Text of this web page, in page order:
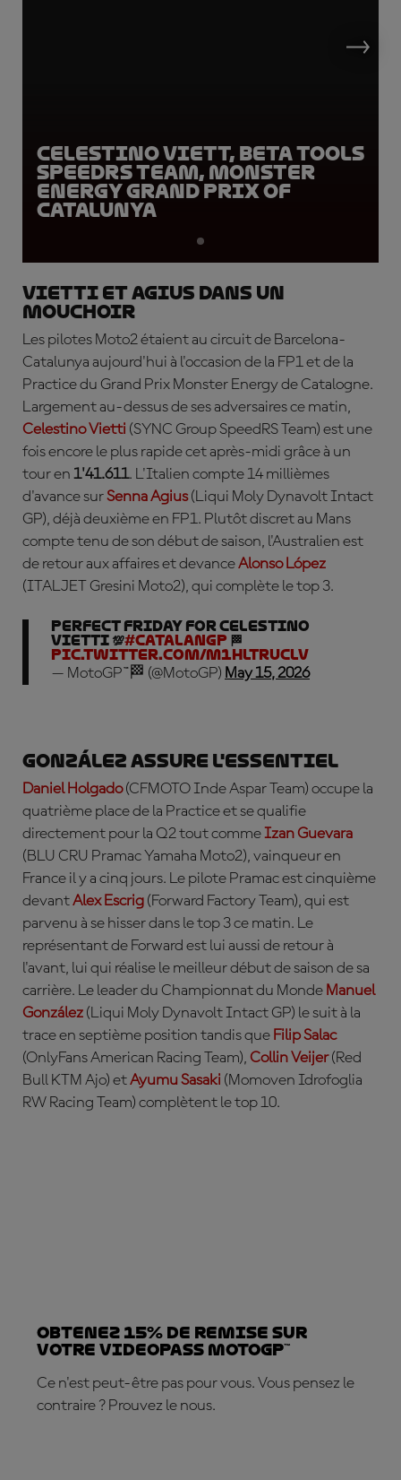
Celestino Viett, Beta Tools
SpeedRS Team, Monster
Energy Grand Prix of
Catalunya
Vietti et Agius dans un
mouchoir
Les pilotes Moto2 étaient au circuit de Barcelona-
Catalunya aujourd'hui à l'occasion de la FP1 et de la
Practice du Grand Prix Monster Energy de Catalogne.
Largement au-dessus de ses adversaires ce matin,
Celestino Vietti (SYNC Group SpeedRS Team) est une
fois encore le plus rapide cet après-midi grâce à un
tour en 1'41.611. L'Italien compte 14 millièmes
d'avance surSenna Agius(Liqui Moly Dynavolt Intact
GP), déjà deuxième en FP1. Plutôt discret au Mans
compte tenu de son début de saison, l'Australien est
de retour aux affaires et devanceAlonso López
(ITALJET Gresini Moto2), qui complète le top 3.
Perfect Friday for Celestino
Vietti 💯#CatalanGP 🏁
pic.twitter.com/m1HLtrucLv
— MotoGP™🏁 (@MotoGP) May 15, 2026
González assure l'essentiel
Daniel Holgado(CFMOTO Inde Aspar Team) occupe la
quatrième place de la Practice et se qualifie
directement pour la Q2 tout commeIzan Guevara
(BLU CRU Pramac Yamaha Moto2), vainqueur en
France il y a cinq jours. Le pilote Pramac est cinquième
devantAlex Escrig (Forward Factory Team), qui est
parvenu à se hisser dans le top 3 ce matin. Le
représentant de Forward est lui aussi de retour à
l'avant, lui qui réalise le meilleur début de saison de sa
carrière. Le leader du Championnat du Monde Manuel
González (Liqui Moly Dynavolt Intact GP) le suit à la
trace en septième position tandis que Filip Salac
(OnlyFans American Racing Team), Collin Veijer(Red
Bull KTM Ajo) etAyumu Sasaki (Momoven Idrofoglia
RW Racing Team) complètent le top 10.
Obtenez 15% de REMISE sur
votre VideoPass MotoGP™
Ce n'est peut-être pas pour vous. Vous pensez le
contraire ? Prouvez le nous.